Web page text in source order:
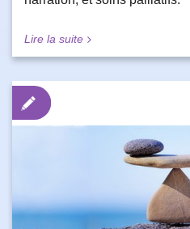
Lire la suite